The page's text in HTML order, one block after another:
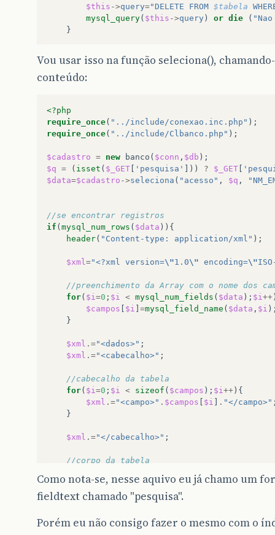
$this ->query="DELETE FROM $tabela
mysql_query( $this ->query ) or die (
}
$this-> query="UPDATE $tabela SET
mysql_query
?>
Vou usar isso na função seleciona(),
conteúdo:
<?php
require_once( "../include/conexao.inc.php" );
require_once( "../include/Clbanco.php" );
$cadastro = new banco ( $conn , $db );
$q = ( isset ( $_GET 'pesquisa' ])) ? $_GET
$data=$cadastro ->seleciona ( "acesso" , $q ,
//se encontrar registros
if ( mysql_num_rows ( $data )){
header( "Content-type: application/xml" );
$xml="<?xml version=\"1.0\" encoding=\"
//preenchimento da Array com o nome dos
for( $i=0 ; $i < mysql_num_fields ( $data ); $i++
$campos
$i =mysql_field_name ( $data , $i
}
$xml .="<dados>" ;
$xml .="<cabecalho>" ;
//cabecalho da tabela
for( $i=0 ; $i < sizeof ( $campos ); $i++ ){
$xml .="<campo>" . $campos $i . "</campo>"
}
$xml .="</cabecalho>" ;
//corpo da tabela
mysql_fetch_object (
$xml.="<registro>";
for($i= 0; $i < sizeof
}
"</registro>"
Como nota-se, nesse aquivo eu já chamo um
fieldtext chamado "pesquisa".
Porém eu não consigo fazer o mesmo com o